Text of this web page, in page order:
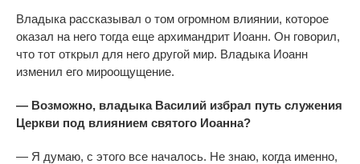
Владыка рассказывал о том огромном влиянии, которое
оказал на него тогда еще архимандрит Иоанн. Он говорил,
что тот открыл для него другой мир. Владыка Иоанн
изменил его мироощущение.
— Возможно, владыка Василий избрал путь служения
Церкви под влиянием святого Иоанна?
— Я думаю, с этого все началось. Не знаю, когда именно,